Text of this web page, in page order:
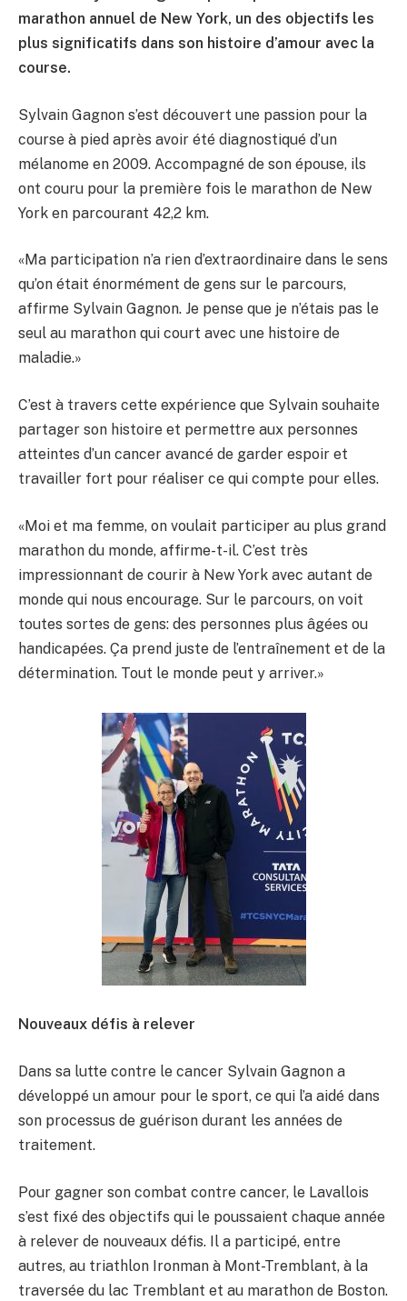
marathon annuel de New York, un des objectifs les
plus significatifs dans son histoire d’amour avec la
course.
Sylvain Gagnon s’est découvert une passion pour la
course à pied après avoir été diagnostiqué d’un
mélanome en 2009. Accompagné de son épouse, ils
ont couru pour la première fois le marathon de New
York en parcourant 42,2 km.
«Ma participation n’a rien d’extraordinaire dans le sens
qu’on était énormément de gens sur le parcours,
affirme Sylvain Gagnon. Je pense que je n’étais pas le
seul au marathon qui court avec une histoire de
maladie.»
C’est à travers cette expérience que Sylvain souhaite
partager son histoire et permettre aux personnes
atteintes d’un cancer avancé de garder espoir et
travailler fort pour réaliser ce qui compte pour elles.
«Moi et ma femme, on voulait participer au plus grand
marathon du monde, affirme-t-il. C’est très
impressionnant de courir à New York avec autant de
monde qui nous encourage. Sur le parcours, on voit
toutes sortes de gens: des personnes plus âgées ou
handicapées. Ça prend juste de l’entraînement et de la
détermination. Tout le monde peut y arriver.»
Nouveaux défis à relever
Dans sa lutte contre le cancer Sylvain Gagnon a
développé un amour pour le sport, ce qui l’a aidé dans
son processus de guérison durant les années de
traitement.
Pour gagner son combat contre cancer, le Lavallois
s’est fixé des objectifs qui le poussaient chaque année
à relever de nouveaux défis. Il a participé, entre
autres, au triathlon Ironman à Mont-Tremblant, à la
traversée du lac Tremblant et au marathon de Boston.